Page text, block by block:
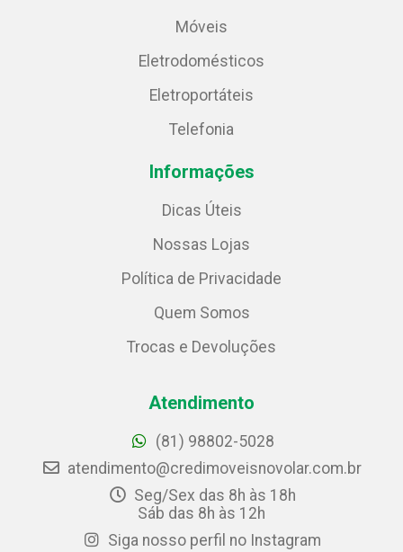
Móveis
Eletrodomésticos
Eletroportáteis
Telefonia
Informações
Dicas Úteis
Nossas Lojas
Política de Privacidade
Quem Somos
Trocas e Devoluções
Atendimento
(81) 98802-5028
atendimento@credimoveisnovolar.com.br
Seg/Sex das 8h às 18h
Sáb das 8h às 12h
Siga nosso perfil no Instagram